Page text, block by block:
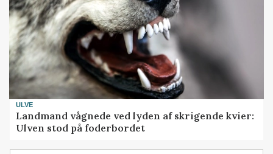
ULVE
Landmand vågnede ved lyden af skrigende kvier:
Ulven stod på foderbordet